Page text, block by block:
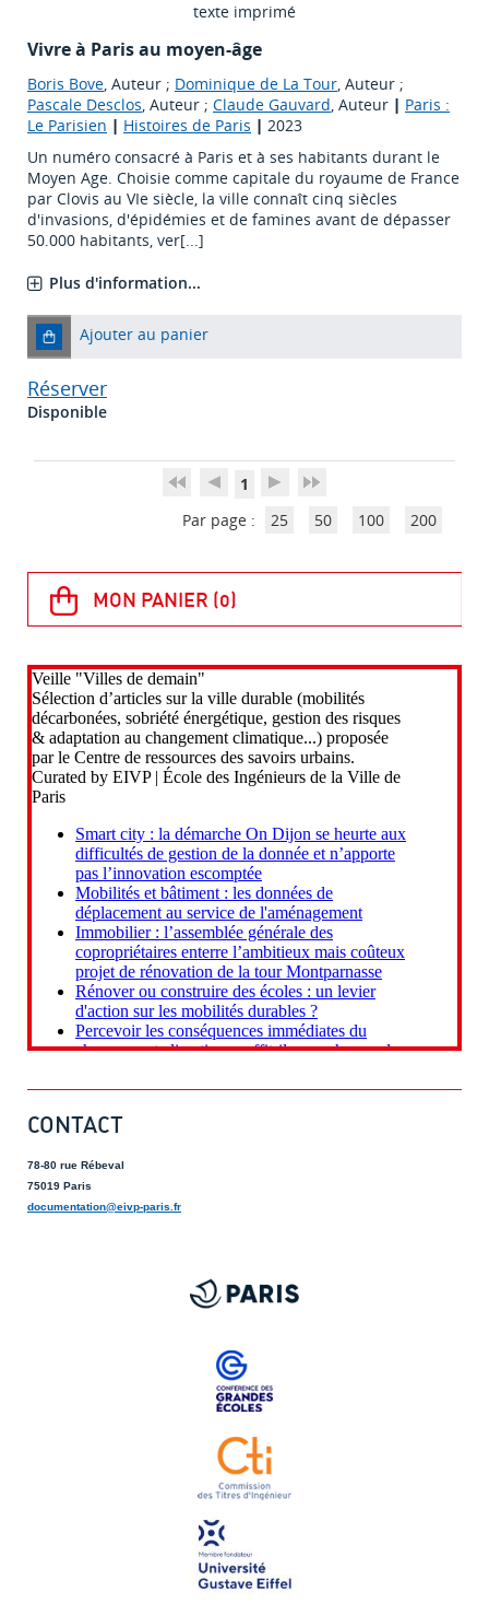
texte imprimé
Vivre à Paris au moyen-âge
Boris Bove, Auteur ; Dominique de La Tour, Auteur ;
Pascale Desclos, Auteur ; Claude Gauvard, Auteur | Paris :
Le Parisien | Histoires de Paris | 2023
Un numéro consacré à Paris et à ses habitants durant le
Moyen Age. Choisie comme capitale du royaume de France
par Clovis au VIe siècle, la ville connaît cinq siècles
d'invasions, d'épidémies et de famines avant de dépasser
50.000 habitants, ver[...]
Plus d'information...
Ajouter au panier
Réserver
Disponible
1
Par page :
25 50 100 200
CONTACT
78-80 rue Rébeval
75019 Paris
documentation@eivp-paris.fr